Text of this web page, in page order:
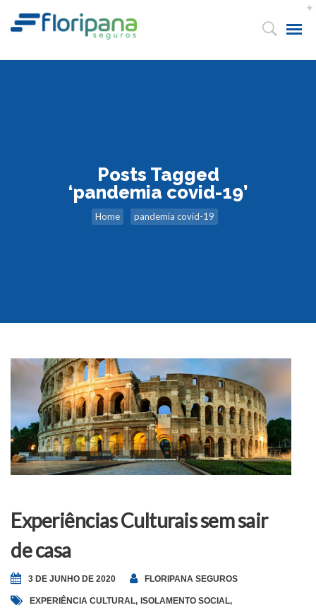
Posts Tagged
‘pandemia covid-19’
Home pandemia covid-19
Experiências Culturais sem sair
de casa
3 DE JUNHO DE 2020 FLORIPANA SEGUROS
EXPERIÊNCIA CULTURAL, ISOLAMENTO SOCIAL,